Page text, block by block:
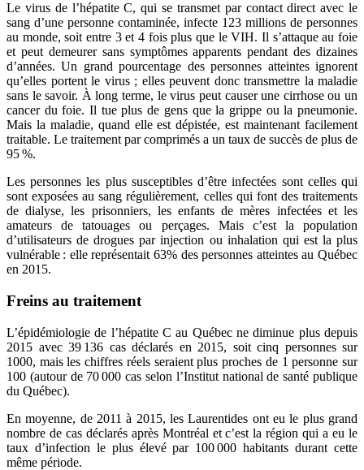
Le virus de l’hépatite C, qui se transmet par contact direct avec le
sang d’une personne contaminée, infecte 123 millions de personnes
au monde, soit entre 3 et 4 fois plus que le VIH. Il s’attaque au foie
et peut demeurer sans symptômes apparents pendant des dizaines
d’années. Un grand pourcentage des personnes atteintes ignorent
qu’elles portent le virus ; elles peuvent donc transmettre la maladie
sans le savoir. À long terme, le virus peut causer une cirrhose ou un
cancer du foie. Il tue plus de gens que la grippe ou la pneumonie.
Mais la maladie, quand elle est dépistée, est maintenant facilement
traitable. Le traitement par comprimés a un taux de succès de plus de
95 %.
Les personnes les plus susceptibles d’être infectées sont celles qui
sont exposées au sang régulièrement, celles qui font des traitements
de dialyse, les prisonniers, les enfants de mères infectées et les
amateurs de tatouages ou perçages. Mais c’est la population
d’utilisateurs de drogues par injection ou inhalation qui est la plus
vulnérable : elle représentait 63% des personnes atteintes au Québec
en 2015.
Freins au traitement
L’épidémiologie de l’hépatite C au Québec ne diminue plus depuis
2015 avec 39 136 cas déclarés en 2015, soit cinq personnes sur
1000, mais les chiffres réels seraient plus proches de 1 personne sur
100 (autour de 70 000 cas selon l’Institut national de santé publique
du Québec).
En moyenne, de 2011 à 2015, les Laurentides ont eu le plus grand
nombre de cas déclarés après Montréal et c’est la région qui a eu le
taux d’infection le plus élevé par 100 000 habitants durant cette
même période.